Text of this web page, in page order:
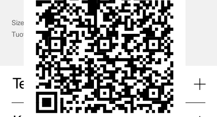
Size
XXS - XXL
Tuotetunnus (SKU) PS056
Tekniset tiedot